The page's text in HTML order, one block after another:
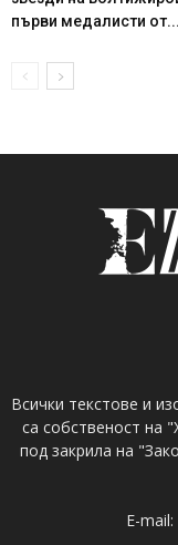
първи медалисти от...
Всички текстове и
са собственост
под закрила на
E-mail: